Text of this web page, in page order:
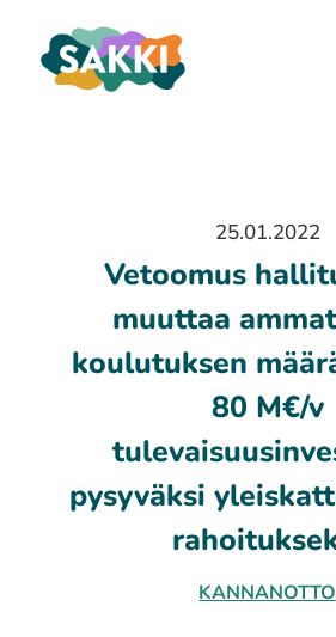
25.01.2022
Vetoomus
muuttaa
koulutuksen
80 M€/v
pysyväksi
KANNANOTTO